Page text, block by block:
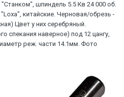
шпиндель 5.5 Кв 24 000 об.
китайские. Черновая/обрезь -
Цвет у них серебряный.
спекания наверное) под 12 цангу,
реж. части 14.1мм. Фото